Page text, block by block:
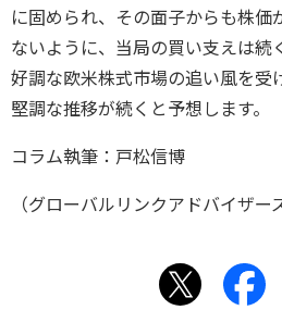
に固められ、その面子からも株価
ないように、当局の買い支えは続
好調な欧米株式市場の追い風を受
堅調な推移が続くと予想します。
コラム執筆：戸松信博
（グローバルリンクアドバイザ